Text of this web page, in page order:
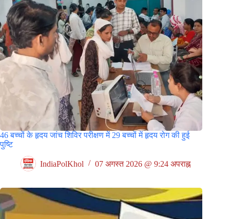
46 बच्चों के हृदय जांच शिविर परीक्षण में 29 बच्चों में हृदय रोग की हुई
पुष्टि
IndiaPolKhol 07 अगस्त 2026 @ 9:24 अपराह्न